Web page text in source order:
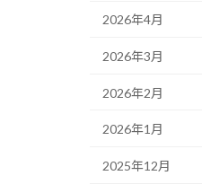
2026年4月
2026年3月
2026年2月
2026年1月
2025年12月